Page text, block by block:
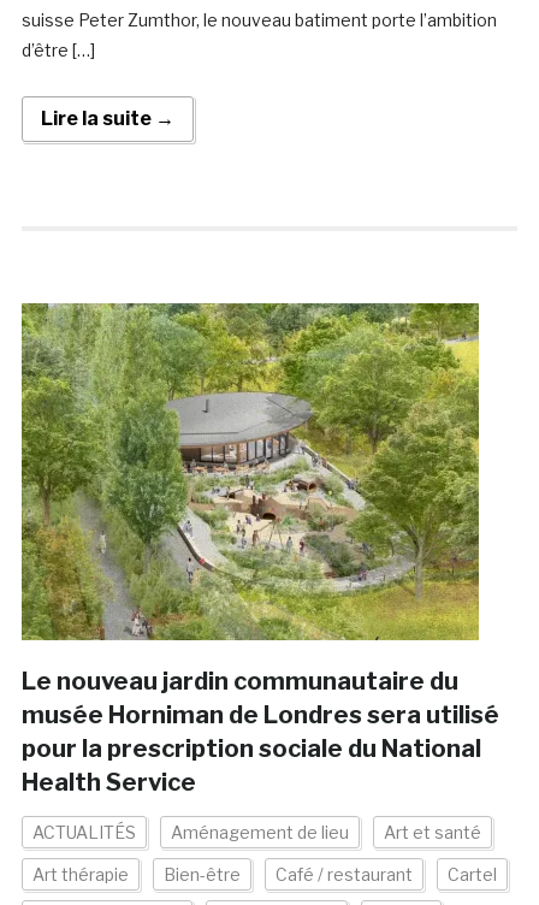
suisse Peter Zumthor, le nouveau batiment porte l’ambition
d’être […]
Lire la suite →
Le nouveau jardin communautaire du
musée Horniman de Londres sera utilisé
pour la prescription sociale du National
Health Service
ACTUALITÉS Aménagement de lieu Art et santé
Art thérapie Bien-être Café / restaurant Cartel